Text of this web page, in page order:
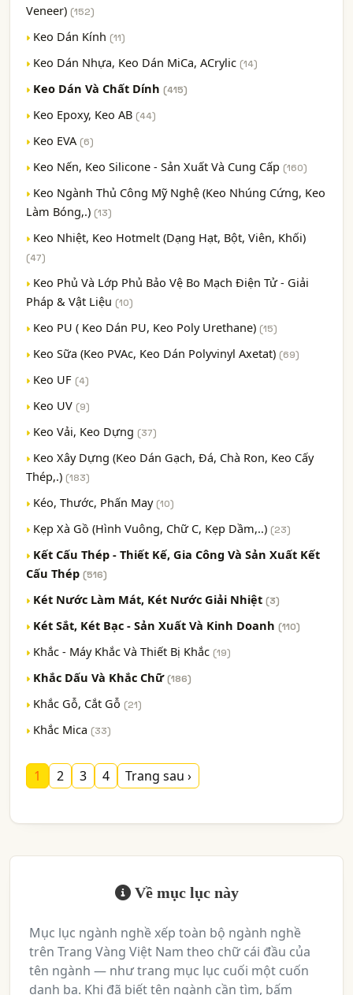
Veneer) (152)
Keo Dán Kính (11)
Keo Dán Nhựa, Keo Dán MiCa, ACrylic (14)
Keo Dán Và Chất Dính (415)
Keo Epoxy, Keo AB (44)
Keo EVA (6)
Keo Nến, Keo Silicone - Sản Xuất Và Cung Cấp (160)
Keo Ngành Thủ Công Mỹ Nghệ (Keo Nhúng Cứng, Keo
Làm Bóng,.) (13)
Keo Nhiệt, Keo Hotmelt (Dạng Hạt, Bột, Viên, Khối)
(47)
Keo Phủ Và Lớp Phủ Bảo Vệ Bo Mạch Điện Tử - Giải
Pháp & Vật Liệu (10)
Keo PU ( Keo Dán PU, Keo Poly Urethane) (15)
Keo Sữa (Keo PVAc, Keo Dán Polyvinyl Axetat) (69)
Keo UF (4)
Keo UV (9)
Keo Vải, Keo Dựng (37)
Keo Xây Dựng (Keo Dán Gạch, Đá, Chà Ron, Keo Cấy
Thép,.) (183)
Kéo, Thước, Phấn May (10)
Kẹp Xà Gồ (Hình Vuông, Chữ C, Kẹp Dầm,..) (23)
Kết Cấu Thép - Thiết Kế, Gia Công Và Sản Xuất Kết
Cấu Thép (516)
Két Nước Làm Mát, Két Nước Giải Nhiệt (3)
Két Sắt, Két Bạc - Sản Xuất Và Kinh Doanh (110)
Khắc - Máy Khắc Và Thiết Bị Khắc (19)
Khắc Dấu Và Khắc Chữ (186)
Khắc Gỗ, Cắt Gỗ (21)
Khắc Mica (33)
1 2 3 4 Trang sau ›
Về mục lục này
Mục lục ngành nghề xếp toàn bộ ngành nghề
trên Trang Vàng Việt Nam theo chữ cái đầu của
tên ngành — như trang mục lục cuối một cuốn
danh bạ. Khi đã biết tên ngành cần tìm, bấm